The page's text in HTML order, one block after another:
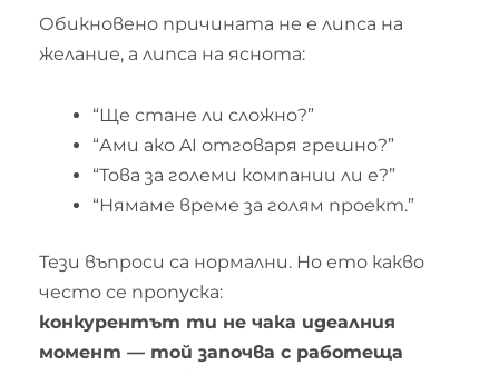
Обикновено причината не е липса на
желание, а липса на яснота:
“Ще стане ли сложно?”
“Ами ако AI отговаря грешно?”
“Това за големи компании ли е?”
“Нямаме време за голям проект.”
Тези въпроси са нормални. Но ето какво
често се пропуска:
конкурентът ти не чака идеалния
момент — той започва с работеща